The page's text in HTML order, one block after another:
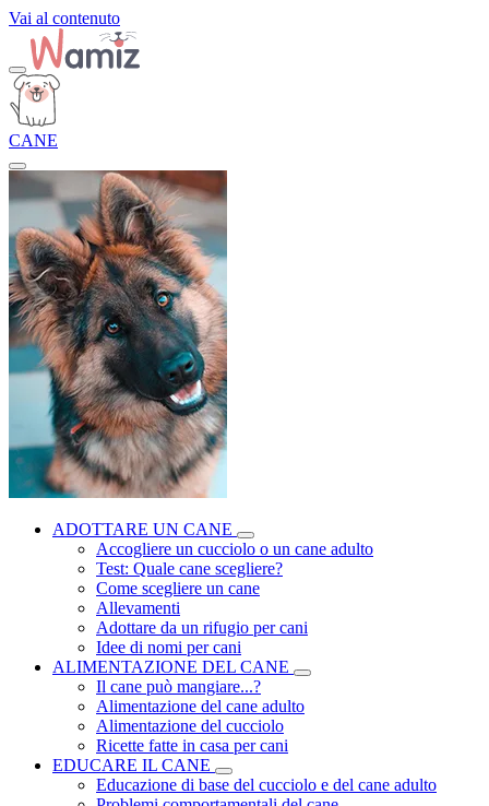
Vai al contenuto
CANE
ADOTTARE UN CANE
Accogliere un cucciolo o un cane adulto
Test: Quale cane scegliere?
Come scegliere un cane
Allevamenti
Adottare da un rifugio per cani
Idee di nomi per cani
ALIMENTAZIONE DEL CANE
Il cane può mangiare...?
Alimentazione del cane adulto
Alimentazione del cucciolo
Ricette fatte in casa per cani
EDUCARE IL CANE
Educazione di base del cucciolo e del cane adulto